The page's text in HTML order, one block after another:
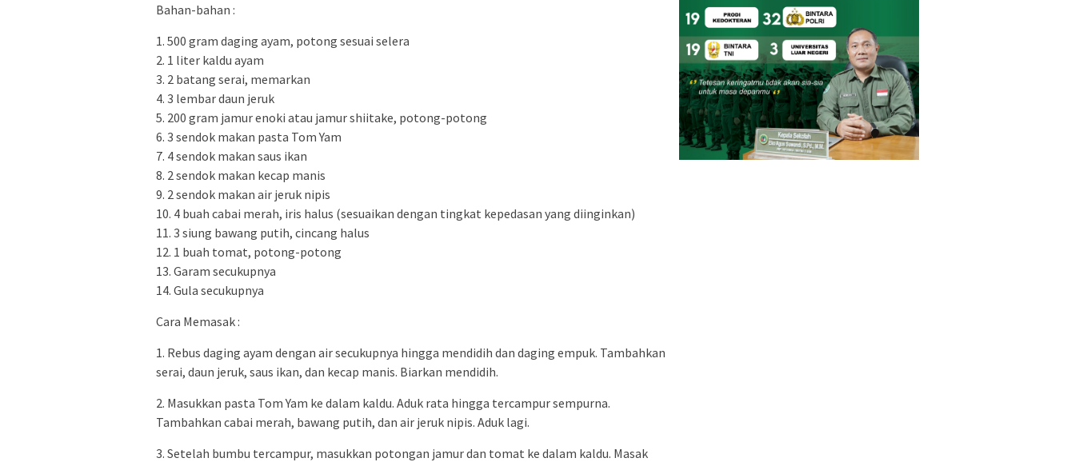
Bahan-bahan :
1. 500 gram daging ayam, potong sesuai selera
2. 1 liter kaldu ayam
3. 2 batang serai, memarkan
4. 3 lembar daun jeruk
5. 200 gram jamur enoki atau jamur shiitake, potong-potong
6. 3 sendok makan pasta Tom Yam
7. 4 sendok makan saus ikan
8. 2 sendok makan kecap manis
9. 2 sendok makan air jeruk nipis
10. 4 buah cabai merah, iris halus (sesuaikan dengan tingkat kepedasan yang diinginkan)
11. 3 siung bawang putih, cincang halus
12. 1 buah tomat, potong-potong
13. Garam secukupnya
14. Gula secukupnya
Cara Memasak :
1. Rebus daging ayam dengan air secukupnya hingga mendidih dan daging empuk. Tambahkan
serai, daun jeruk, saus ikan, dan kecap manis. Biarkan mendidih.
2. Masukkan pasta Tom Yam ke dalam kaldu. Aduk rata hingga tercampur sempurna.
Tambahkan cabai merah, bawang putih, dan air jeruk nipis. Aduk lagi.
3. Setelah bumbu tercampur, masukkan potongan jamur dan tomat ke dalam kaldu. Masak